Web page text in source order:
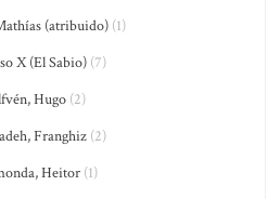
(atribuido) (1)
X (El Sabio) (7)
Hugo (2)
Franghiz (2)
Heitor (1)